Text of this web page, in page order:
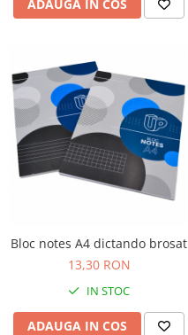
ADAUGA IN COS
Bloc notes A4 dictando brosat
13,30 RON
IN STOC
ADAUGA IN COS